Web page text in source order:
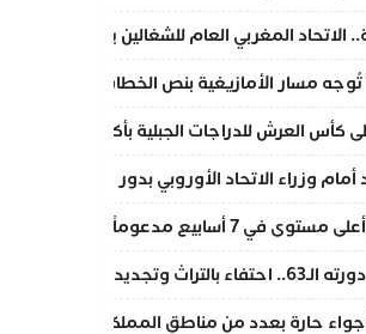
الاتحاد المغربي العام للشغالين يؤسس
تُوجه مسار الأمازيغية بنص الخطاب الملكي
كأس العرش للدراجات الجبلية بأكادير.. مروان
أمام وزراء الاتحاد الأوروبي بدور المغرب
الدولار وانخفاض عوائد السندات
الانتماء الوطني